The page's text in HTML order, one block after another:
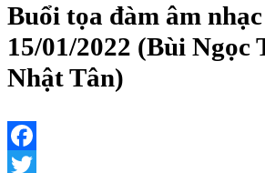
Buổi tọa đàm âm
15/01/2022 (Bùi Ngọc
Nhật Tân)
Facebook